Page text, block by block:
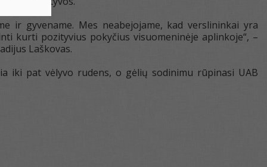
ir gyvename. Mes neabejojame, kad verslininkai yra
kurti pozityvius pokyčius visuomeninėje aplinkoje“, –
Laškovas.
iki pat vėlyvo rudens, o gėlių sodinimu rūpinasi UAB